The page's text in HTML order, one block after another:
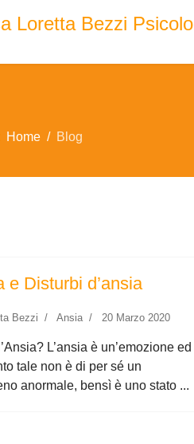
Home Blog
e Disturbi d’ansia
Bezzi Ansia 20 Marzo 2020
L’ansia è un’emozione ed
tale non è di per sé un
anormale, bensì è uno stato ...